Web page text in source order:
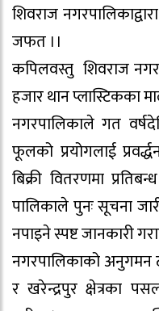
शिवराज
जफत ।।
कपिलवस्तु शिवराज
हजार थान प्लास्टिकका
नगरपालिकाले गत
फूलको प्रयोगलाई
बिक्री वितरणमा
पालिकाले पुनः सूचना
नपाइने स्पष्ट जानकारी
नगरपालिकाको अनुगमन
र खरेन्द्रपुर क्षेत्रका